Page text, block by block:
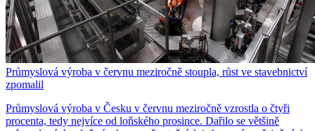
Průmyslová výroba v červnu meziročně stoupla, růst ve stavebnictví
zpomalil
Průmyslová výroba v Česku v červnu meziročně vzrostla o čtyři
procenta, tedy nejvíce od loňského prosince. Dařilo se většině